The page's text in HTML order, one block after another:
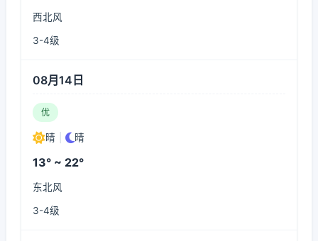
西北风
3-4级
08月14日
优
晴 晴
13° ~ 22°
东北风
3-4级